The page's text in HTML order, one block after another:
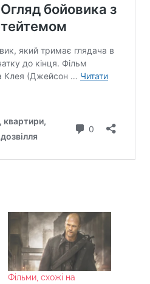
Фільми, схожі на